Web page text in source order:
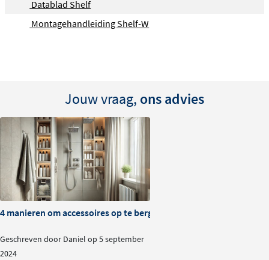
Datablad Shelf
Montagehandleiding Shelf-W
Jouw vraag, ons advies
4 manieren om accessoires op te bergen in je doucheruimte
Geschreven door Daniel op 5 september
2024